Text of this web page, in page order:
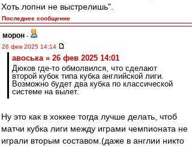
Хоть лопни не выстрелишь".
Последнее сообщение
морон -
26 фев 2025 14:14
авоська » 26 фев 2025 14:01
Дюков где-то обмолвился, что сделают
второй кубок типа кубка английской лиги.
Возможно будет два кубка по классической
системе на вылет.
Ну это как в хоккее тогда лучше делать, чтоб
матчи кубка лиги между играми чемпионата не
играли вторым составом.(даже в англии никто